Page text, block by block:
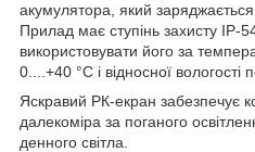
акумулятора, який
Прилад має ступінь захисту IP-
використовувати його за
0....+40 °C і відносної вологості
Яскравий РК-екран забезпечує
далекоміра за поганого
денного світла.